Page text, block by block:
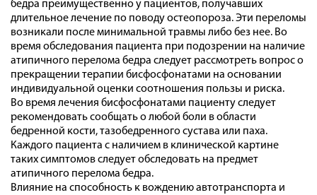
бедра преимущественно у пациентов, получавших
длительное лечение по поводу остеопороза. Эти переломы
возникали после минимальной травмы либо без нее. Во
время обследования пациента при подозрении на наличие
атипичного перелома бедра следует рассмотреть вопрос о
прекращении терапии бисфосфонатами на основании
индивидуальной оценки соотношения пользы и риска.
Во время лечения бисфосфонатами пациенту следует
рекомендовать сообщать о любой боли в области
бедренной кости, тазобедренного сустава или паха.
Каждого пациента с наличием в клинической картине
таких симптомов следует обследовать на предмет
атипичного перелома бедра.
Влияние на способность к вождению автотранспорта и